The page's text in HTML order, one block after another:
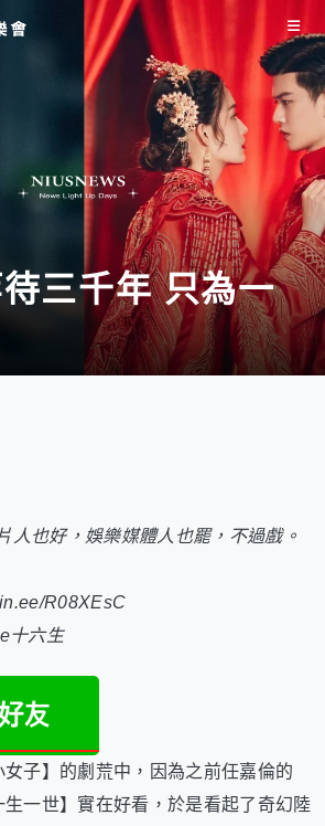
三千年 只為一
人也好，娛樂媒體人也罷，不過戲。
R08XEsC
十六生
子】的劇荒中，因為之前任嘉倫的
生一世】實在好看，於是看起了奇幻陸